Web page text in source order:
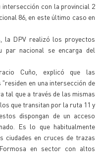
con la provincial 2
86, en este último caso en
la DPV realizó los proyectos
par nacional se encarga del
Cuño, explicó que las
en una intersección de
tal que a través de las mismas
que transitan por la ruta 11 y
dispongan de un acceso
Es lo que habitualmente
ciudades en cruces de trazas
en sector con altos